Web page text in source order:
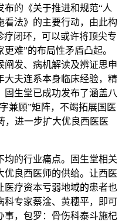
的《关于推进和规范“人
看法》的主要行动，由此构
疗闭环，可以或许将顶尖专
难”的布局性矛盾凸起。
阐发、病机解读及辨证思申
大夫连系本身临床经验，精
固生堂已成功发布了涵盖八
兼顾”矩阵，不竭拓展国医
，进一步扩大优良西医医
的行业痛点。固生堂相关
优良西医师的供给。让西医
医疗资本亏弱地域的患者也
科专家蔡淦、黄穗平，即可
事，包罗：骨伤科泰斗施杞